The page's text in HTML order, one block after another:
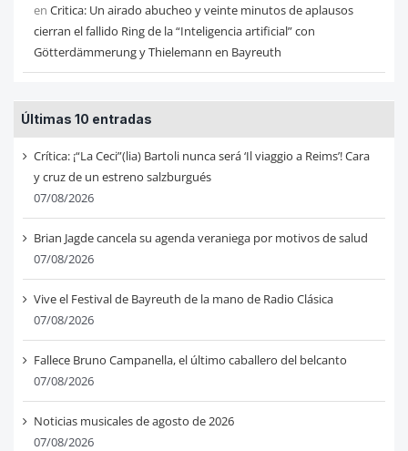
en Critica: Un airado abucheo y veinte minutos de aplausos
cierran el fallido Ring de la “Inteligencia artificial” con
Götterdämmerung y Thielemann en Bayreuth
Últimas 10 entradas
Crítica: ¡“La Ceci”(lia) Bartoli nunca será ‘Il viaggio a Reims’! Cara
y cruz de un estreno salzburgués
07/08/2026
Brian Jagde cancela su agenda veraniega por motivos de salud
07/08/2026
Vive el Festival de Bayreuth de la mano de Radio Clásica
07/08/2026
Fallece Bruno Campanella, el último caballero del belcanto
07/08/2026
Noticias musicales de agosto de 2026
07/08/2026